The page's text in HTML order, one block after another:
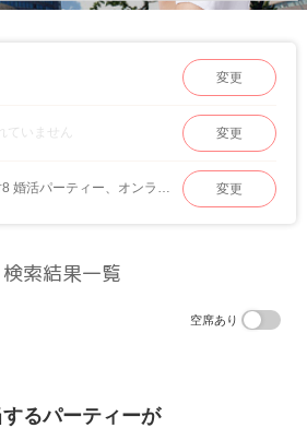
変更
ていません 変更
変更
検索結果一覧
空席あり
るパーティーが